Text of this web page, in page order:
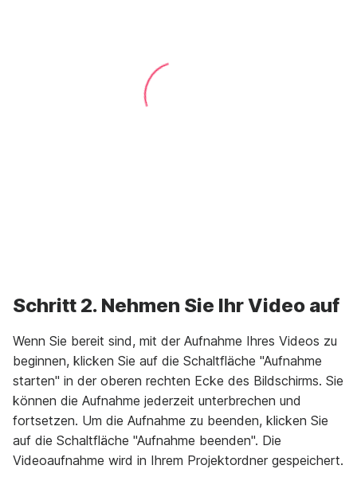
Schritt 2. Nehmen Sie Ihr Video auf
Wenn Sie bereit sind, mit der Aufnahme Ihres Videos zu
beginnen, klicken Sie auf die Schaltfläche "Aufnahme
starten" in der oberen rechten Ecke des Bildschirms. Sie
können die Aufnahme jederzeit unterbrechen und
fortsetzen. Um die Aufnahme zu beenden, klicken Sie
auf die Schaltfläche "Aufnahme beenden". Die
Videoaufnahme wird in Ihrem Projektordner gespeichert.